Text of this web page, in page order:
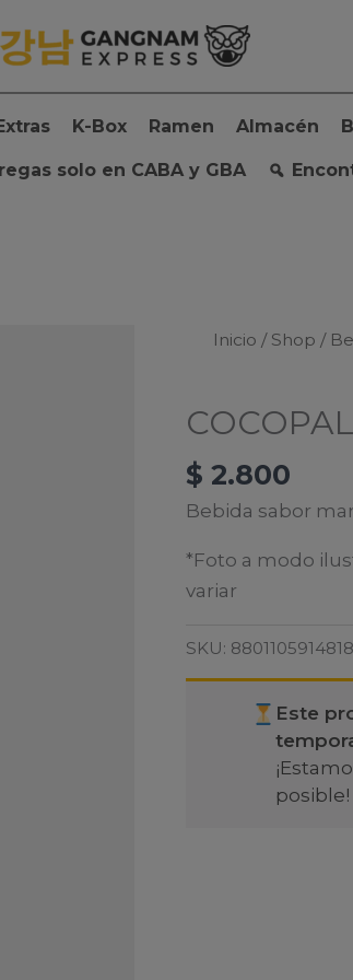
K-Box Ramen Almacén
solo en CABA y GBA
Inicio / Shop /
$ 2.800
Bebida sabor
*Foto a modo
variar
SKU: 8801105914818
Este
posible!